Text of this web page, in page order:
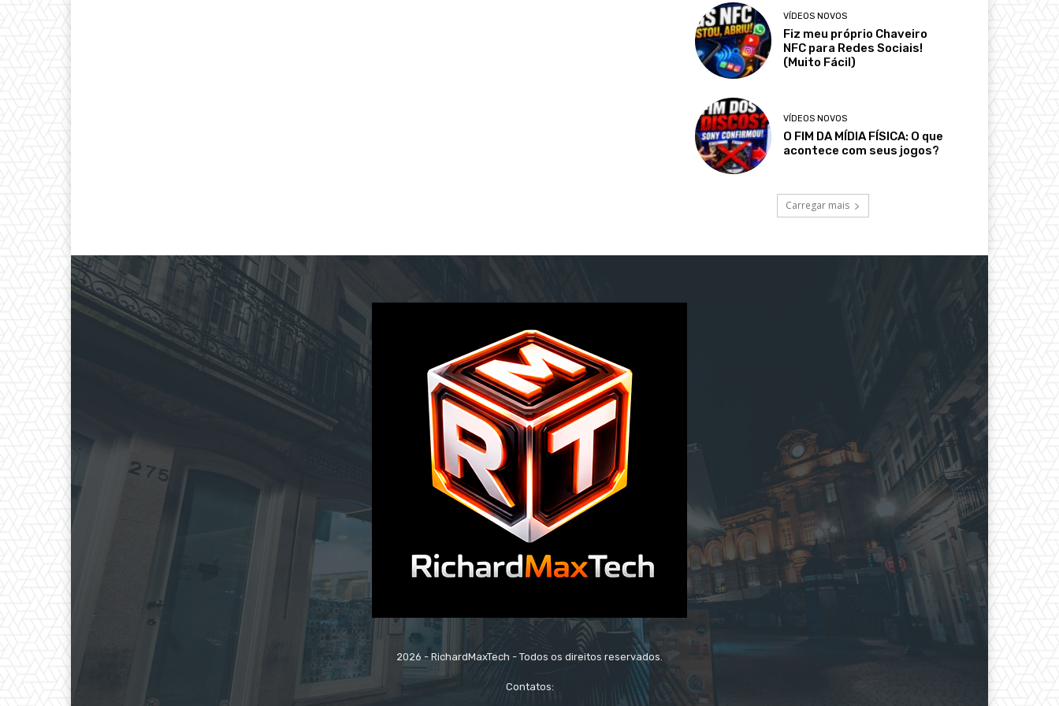
VÍDEOS NOVOS
Fiz meu próprio Chaveiro
NFC para Redes Sociais!
(Muito Fácil)
VÍDEOS NOVOS
O FIM DA MÍDIA FÍSICA: O que
acontece com seus jogos?
Carregar mais
2026 - RichardMaxTech - Todos os direitos reservados.
Contatos: